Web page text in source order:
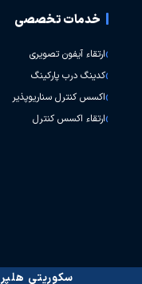
خدمات تخصصی
ارتقاء آیفون تصویری
کدینگ درب پارکینگ
اکسس کنترل سناریوپذیر
ارتقاء اکسس کنترل
سکوریتی هلپر